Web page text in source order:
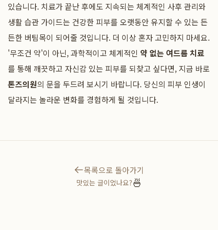
있습니다. 치료가 끝난 후에도 지속되는 체계적인 사후 관리와
생활 습관 가이드는 건강한 피부를 오랫동안 유지할 수 있는 든
든한 버팀목이 되어줄 것입니다. 더 이상 혼자 고민하지 마세요.
'무조건 약'이 아닌, 과학적이고 체계적인 약 없는 여드름 치료
를 통해 깨끗하고 자신감 있는 피부를 되찾고 싶다면, 지금 바로
톤즈의원의 문을 두드려 보시기 바랍니다. 당신의 피부 인생이
달라지는 놀라운 변화를 경험하게 될 것입니다.
목록으로 돌아가기
맛있는 글이었나요?🍜